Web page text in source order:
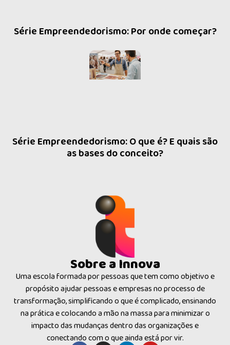
Série Empreendedorismo: Por onde começar?
Série Empreendedorismo: O que é? E quais são
as bases do conceito?
Sobre a Innova
Uma escola formada por pessoas que tem como objetivo e
propósito ajudar pessoas e empresas no processo de
transformação, simplificando o que é complicado, ensinando
na prática e colocando a mão na massa para minimizar o
impacto das mudanças dentro das organizações e
conectando com o que ainda está por vir.